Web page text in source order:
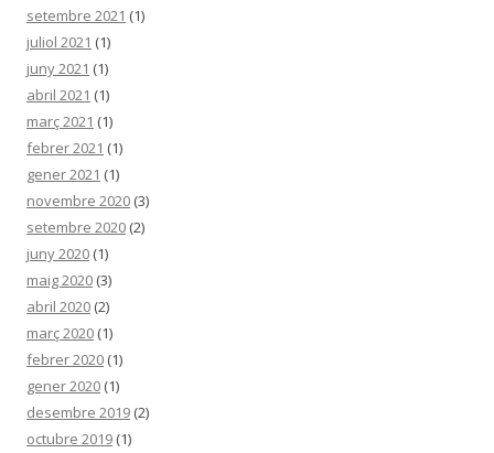
setembre 2021 (1)
juliol 2021 (1)
juny 2021 (1)
abril 2021 (1)
març 2021 (1)
febrer 2021 (1)
gener 2021 (1)
novembre 2020 (3)
setembre 2020 (2)
juny 2020 (1)
maig 2020 (3)
abril 2020 (2)
març 2020 (1)
febrer 2020 (1)
gener 2020 (1)
desembre 2019 (2)
octubre 2019 (1)